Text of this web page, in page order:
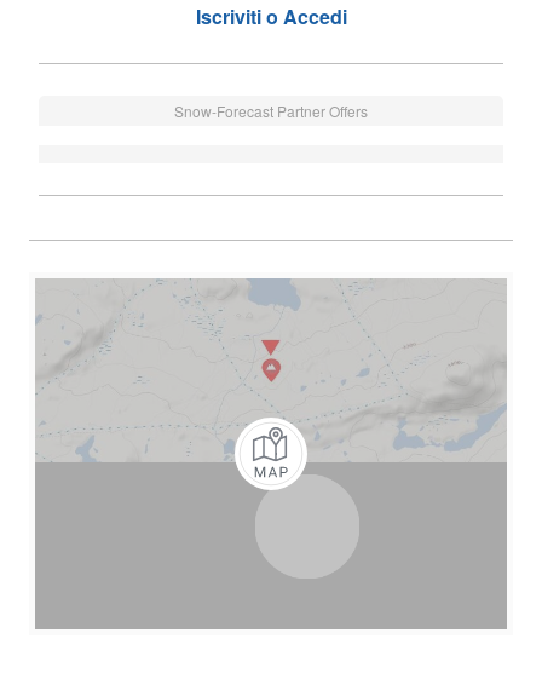
Iscriviti o Accedi
Snow-Forecast Partner Offers